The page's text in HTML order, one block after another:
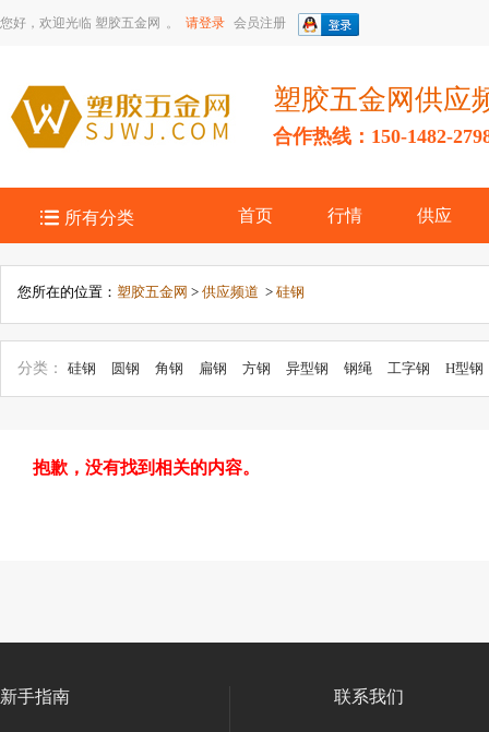
您好，欢迎光临 塑胶五金网 。 请登录 会员注册
塑胶五金网供应
合作热线：150-1482-
 所有分类 首页 行情 供应
您所在的位置： 塑胶五金网 > 供应频道 > 硅钢
分类： 硅钢 圆钢 角钢 扁钢 方钢 异型钢 钢绳 工字钢
H型钢
钢纹线
其它型材
抱歉，没有找到相关的内容。
新手指南 联系我们